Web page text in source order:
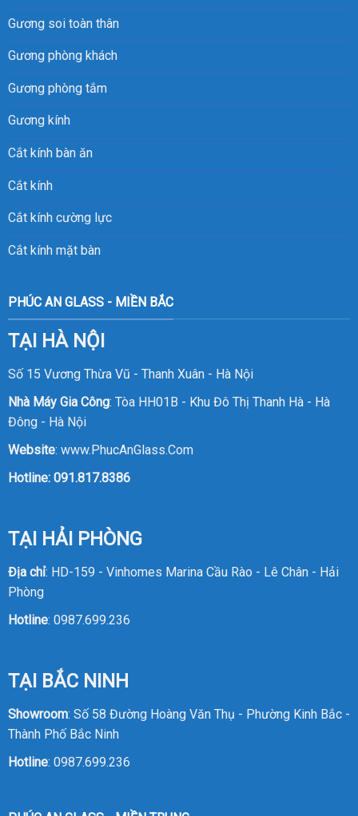
Gương soi toàn thân
Gương phòng khách
Gương phòng tắm
Gương kính
Cắt kính bàn ăn
Cắt kính
Cắt kính cường lực
Cắt kính mặt bàn
PHÚC AN GLASS - MIỀN BẮC
TẠI HÀ NỘI
Số 15 Vương Thừa Vũ - Thanh Xuân - Hà Nội
Nhà Máy Gia Công: Tòa HH01B - Khu Đô Thị Thanh Hà - Hà
Đông - Hà Nội
Website: www.PhucAnGlass.Com
Hotline: 091.817.8386
TẠI HẢI PHÒNG
Địa chỉ: HD-159 - Vinhomes Marina Cầu Rào - Lê Chân - Hải
Phòng
Hotline: 0987.699.236
TẠI BẮC NINH
Showroom: Số 58 Đường Hoàng Văn Thụ - Phường Kinh Bắc -
Thành Phố Bắc Ninh
Hotline: 0987.699.236